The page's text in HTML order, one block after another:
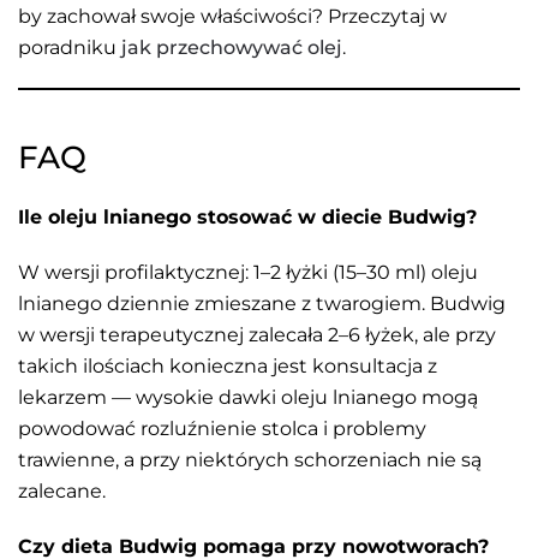
by zachował swoje właściwości? Przeczytaj w
poradniku jak przechowywać olej.
FAQ
Ile oleju lnianego stosować w diecie Budwig?
W wersji profilaktycznej: 1–2 łyżki (15–30 ml) oleju
lnianego dziennie zmieszane z twarogiem. Budwig
w wersji terapeutycznej zalecała 2–6 łyżek, ale przy
takich ilościach konieczna jest konsultacja z
lekarzem — wysokie dawki oleju lnianego mogą
powodować rozluźnienie stolca i problemy
trawienne, a przy niektórych schorzeniach nie są
zalecane.
Czy dieta Budwig pomaga przy nowotworach?